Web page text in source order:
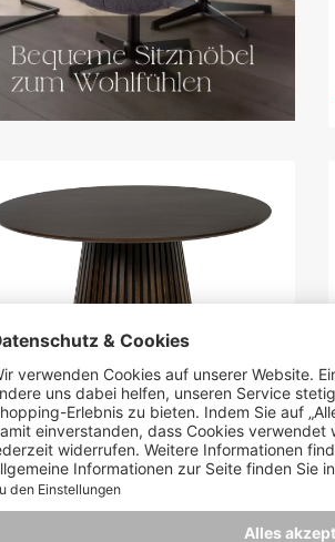
Barletta Smoked Oak
120 cm FSC®-zertifiziert